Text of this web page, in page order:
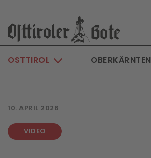
Skip to main content
OSTTIROL OBERKÄRNTEN
10. APRIL 2026
VIDEO